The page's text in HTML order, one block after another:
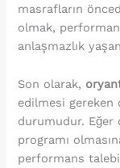
masrafların
olmak,
anlaşmazlık
Son olarak,
edilmesi
durumudur. Eğer
programı
performans